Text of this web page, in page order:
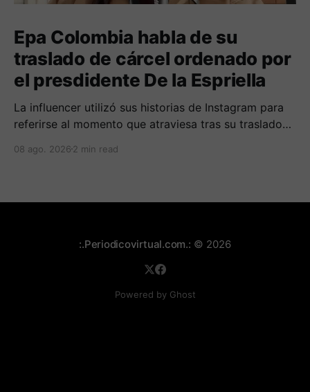
Epa Colombia habla de su
traslado de cárcel ordenado por
el presdidente De la Espriella
La influencer utilizó sus historias de Instagram para
referirse al momento que atraviesa tras su traslado
08 ago. 2026 2 min read
:.Periodicovirtual.com.: © 2026
Powered by Ghost